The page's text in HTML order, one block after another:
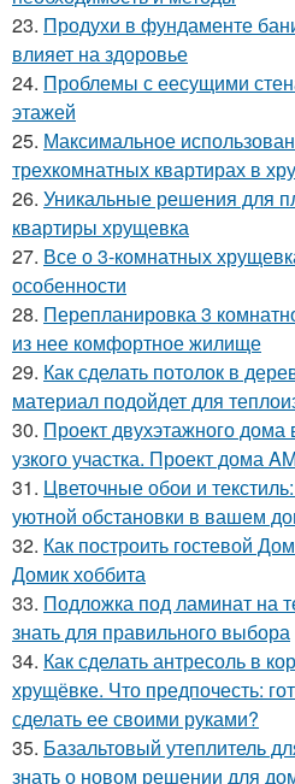
23. Продухи в фундаменте
влияет на здоровье
24. Проблемы с еесущими
этажей
25. Максимальное
трехкомнатных квартирах в
26. Уникальные решения для
квартиры хрущевка
27. Все о 3-комнатных
особенности
28. Перепланировка 3
из нее комфортное жилище
29. Как сделать потолок в
материал подойдет для
30. Проект двухэтажного дома
узкого участка. Проект дома
31. Цветочные обои и
уютной обстановки в вашем
32. Как построить гостевой
Домик хоббита
33. Подложка под ламинат на
знать для правильного выбора
34. Как сделать антресоль в
хрущёвке. Что предпочесть:
сделать ее своими руками?
35. Базальтовый утеплитель
знать о новом решении для